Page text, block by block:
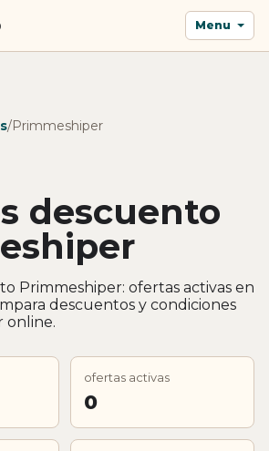
Menu
/Primmeshiper
descuento
Primmeshiper: ofertas activas en
descuentos y condiciones
online.
ofertas activas
0